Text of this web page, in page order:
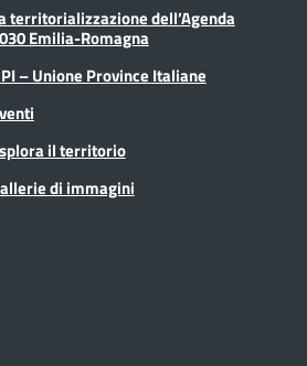
territorializzazione dell’Agenda
Emilia-Romagna
– Unione Province Italiane
il territorio
di immagini